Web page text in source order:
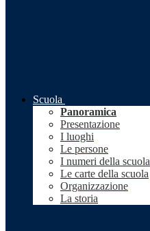
Scuola
Panoramica
Presentazione
I luoghi
Le persone
I numeri della scuola
Le carte della scuola
Organizzazione
La storia